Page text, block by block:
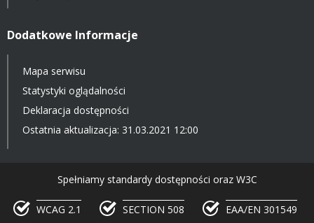
Dodatkowe Informacje
Mapa serwisu
Statystyki oglądalności
Deklaracja dostępności
Ostatnia aktualizacja: 31.03.2021 12:00
Spełniamy standardy dostępności oraz W3C
WCAG 2.1 SECTION 508 EAA/EN 301549